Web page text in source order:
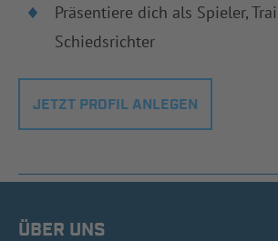
Präsentiere dich als Spieler,
Schiedsrichter
JETZT PROFIL ANLEGEN
ÜBER UNS